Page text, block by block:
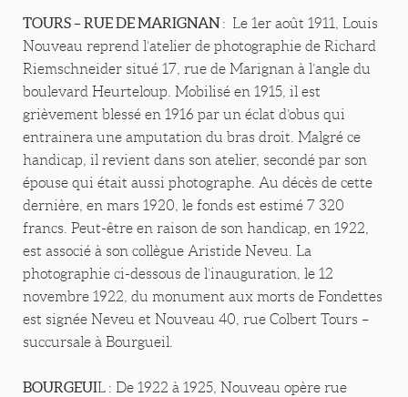
TOURS – RUE DE MARIGNAN: Le 1er août 1911, Louis
Nouveau reprend l’atelier de photographie de Richard
Riemschneider situé 17, rue de Marignan à l’angle du
boulevard Heurteloup. Mobilisé en 1915, il est
grièvement blessé en 1916 par un éclat d’obus qui
entrainera une amputation du bras droit. Malgré ce
handicap, il revient dans son atelier, secondé par son
épouse qui était aussi photographe. Au décès de cette
dernière, en mars 1920, le fonds est estimé 7 320
francs. Peut-être en raison de son handicap, en 1922,
est associé à son collègue Aristide Neveu. La
photographie ci-dessous de l’inauguration, le 12
novembre 1922, du monument aux morts de Fondettes
est signée Neveu et Nouveau 40, rue Colbert Tours –
succursale à Bourgueil.
BOURGEUIL : De 1922 à 1925, Nouveau opère rue